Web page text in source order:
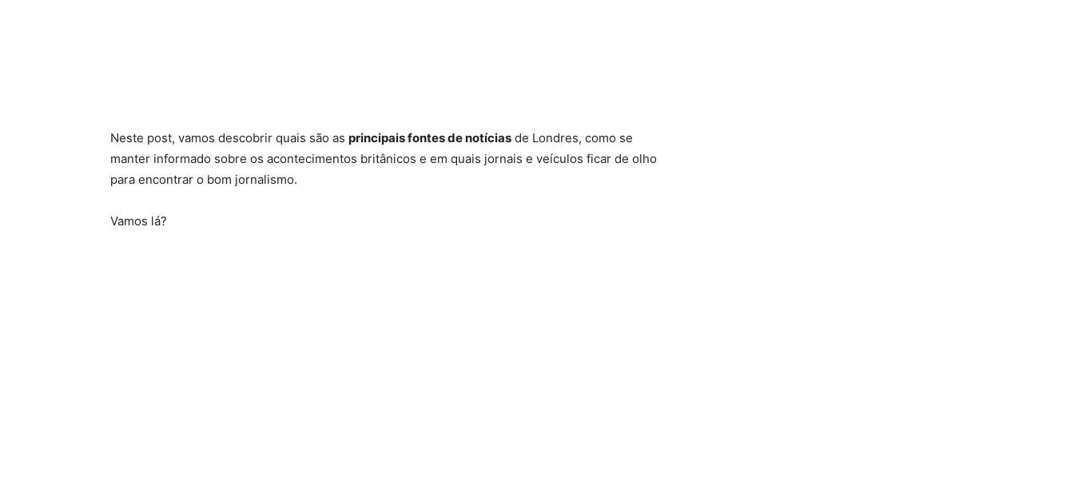
Neste post, vamos descobrir quais são as principais fontes de notícias de Londres, como se
manter informado sobre os acontecimentos britânicos e em quais jornais e veículos ficar de olho
para encontrar o bom jornalismo.
Vamos lá?